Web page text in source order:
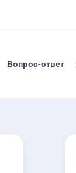
Вопрос-ответ